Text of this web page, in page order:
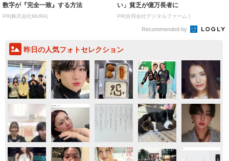
数字が『完全一致』する方法
PR(株式会社MURA)
い」貧乏が億万長者に
PR(合同会社デジタルファーム )
Recommended by
昨日の人気フォトセレクション